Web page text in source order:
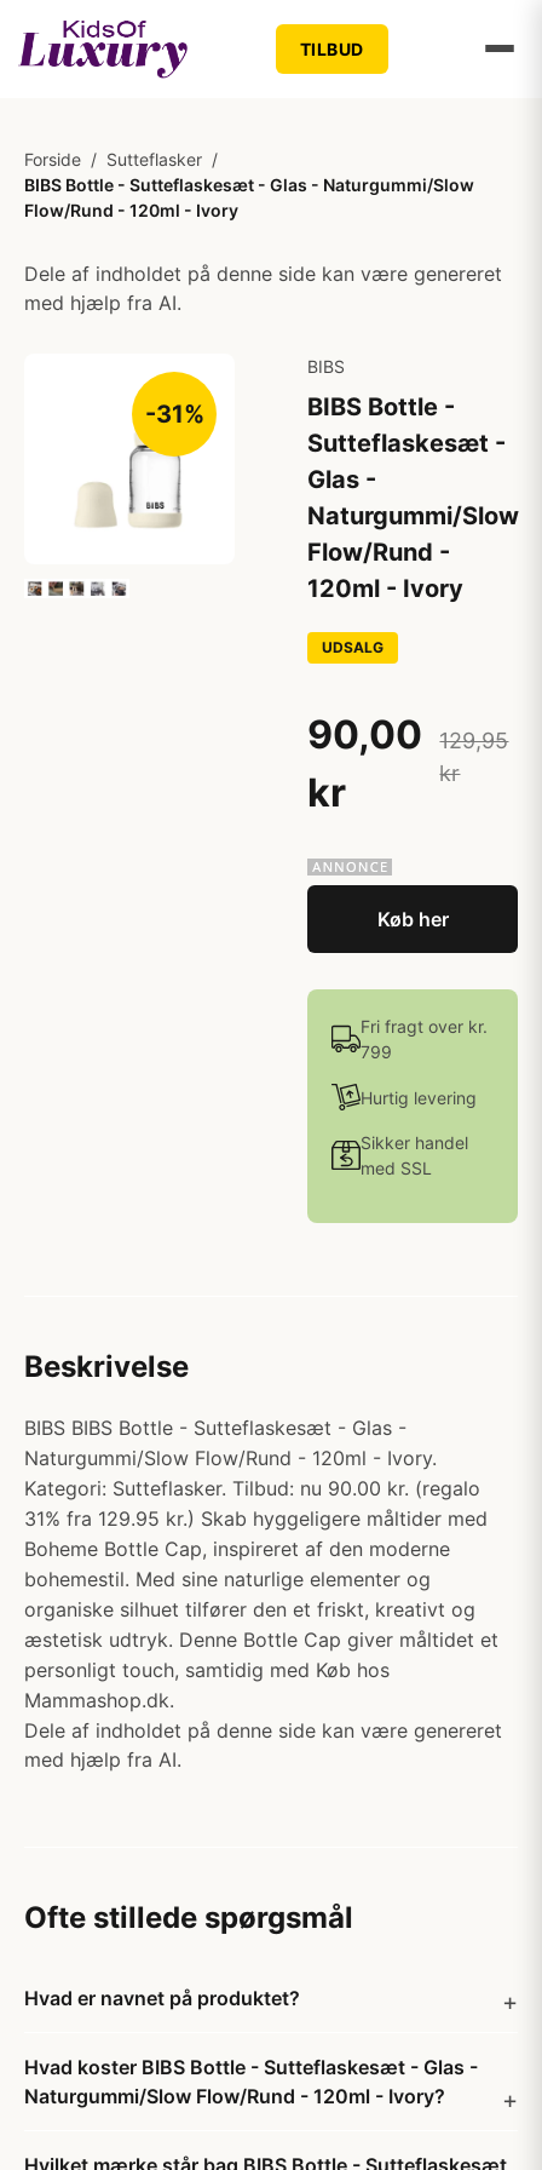
TILBUD
Forside / Sutteflasker /
BIBS Bottle - Sutteflaskesæt - Glas - Naturgummi/Slow
Flow/Rund - 120ml - Ivory
Dele af indholdet på denne side kan være genereret
med hjælp fra AI.
-31%
BIBS
BIBS Bottle -
Sutteflaskesæt -
Glas -
Naturgummi/Slow
Flow/Rund -
120ml - Ivory
UDSALG
90,00
kr
129,95
kr
Køb her
Fri fragt over kr.
799
Hurtig levering
Sikker handel
med SSL
Beskrivelse
BIBS BIBS Bottle - Sutteflaskesæt - Glas -
Naturgummi/Slow Flow/Rund - 120ml - Ivory.
Kategori: Sutteflasker. Tilbud: nu 90.00 kr. (regalo
31% fra 129.95 kr.) Skab hyggeligere måltider med
Boheme Bottle Cap, inspireret af den moderne
bohemestil. Med sine naturlige elementer og
organiske silhuet tilfører den et friskt, kreativt og
æstetisk udtryk. Denne Bottle Cap giver måltidet et
personligt touch, samtidig med Køb hos
Mammashop.dk.
Dele af indholdet på denne side kan være genereret
med hjælp fra AI.
Ofte stillede spørgsmål
Hvad er navnet på produktet?
Hvad koster BIBS Bottle - Sutteflaskesæt - Glas -
Naturgummi/Slow Flow/Rund - 120ml - Ivory?
Hvilket mærke står bag BIBS Bottle - Sutteflaskesæt